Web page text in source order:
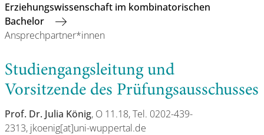
Erziehungswissenschaft im kombinatorischen
Bachelor
Ansprechpartner*innen
Studiengangsleitung und
Vorsitzende des Prüfungsausschusses
Prof. Dr. Julia König, O 11.18, Tel. 0202-439-
2313, jkoenig[at]uni-wuppertal.de